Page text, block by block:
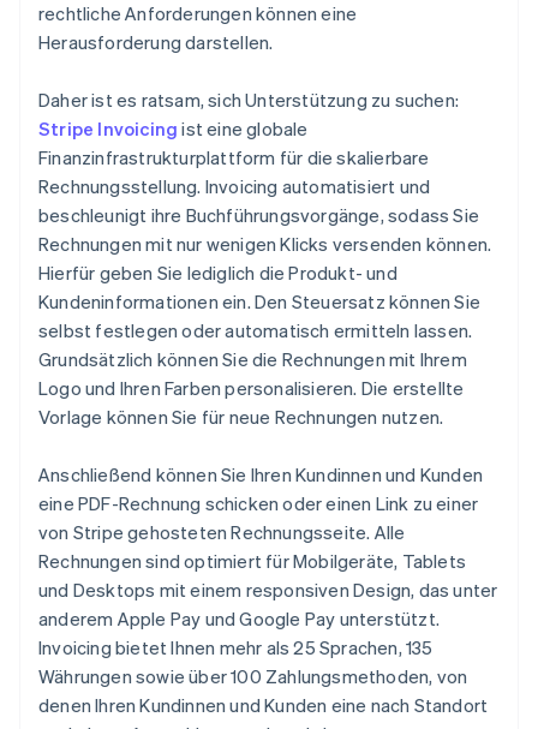
rechtliche Anforderungen können eine
Herausforderung darstellen.
Daher ist es ratsam, sich Unterstützung zu suchen:
Stripe Invoicing ist eine globale
Finanzinfrastrukturplattform für die skalierbare
Rechnungsstellung. Invoicing automatisiert und
beschleunigt ihre Buchführungsvorgänge, sodass Sie
Rechnungen mit nur wenigen Klicks versenden können.
Hierfür geben Sie lediglich die Produkt- und
Kundeninformationen ein. Den Steuersatz können Sie
selbst festlegen oder automatisch ermitteln lassen.
Grundsätzlich können Sie die Rechnungen mit Ihrem
Logo und Ihren Farben personalisieren. Die erstellte
Vorlage können Sie für neue Rechnungen nutzen.
Anschließend können Sie Ihren Kundinnen und Kunden
eine PDF-Rechnung schicken oder einen Link zu einer
von Stripe gehosteten Rechnungsseite. Alle
Rechnungen sind optimiert für Mobilgeräte, Tablets
und Desktops mit einem responsiven Design, das unter
anderem Apple Pay und Google Pay unterstützt.
Invoicing bietet Ihnen mehr als 25 Sprachen, 135
Währungen sowie über 100 Zahlungsmethoden, von
denen Ihren Kundinnen und Kunden eine nach Standort